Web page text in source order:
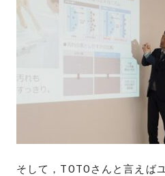
そして，TOTOさんと言えば